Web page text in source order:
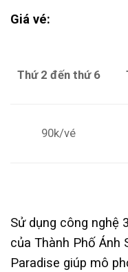
Giá vé:
Thứ 2 đến thứ 6
90k/vé
Sử dụng công nghệ
của Thành Phố Ánh
Paradise giúp mô